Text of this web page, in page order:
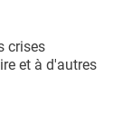
crises
et à d'autres